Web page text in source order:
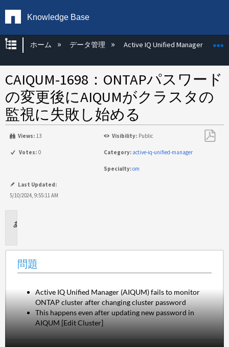
Knowledge Base
グローバル階層を展開/折りたたむ
ホーム データ管理 Active IQ Unified Manager
CAIQUM-1698：ONTAPパスワード
の変更後にAIQUMがクラスタの
監視に失敗し始める
Views: 13 Visibility: Public
Votes: 0 Category: active-iq-unified-manager
Specialty:om
Last Updated:
5/10/2024, 9:55:11 AM
問題
Active IQ Unified Manager (AIQUM) fails to monitor
ONTAP cluster after changing cluster password
This happens even after updating new password in
AIQUM [Edit Cluster]